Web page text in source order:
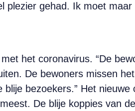
plezier gehad. Ik moet
het coronavirus. “De
De bewoners missen
bezoekers.” Het nieuwe
De blije koppies van